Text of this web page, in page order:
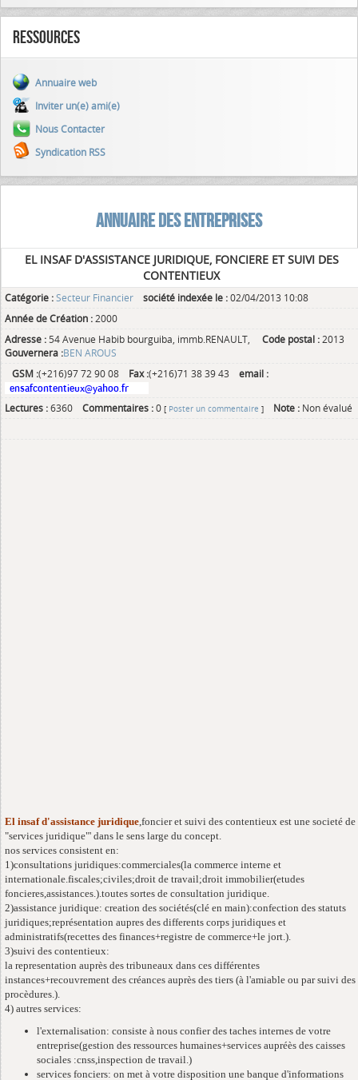
Ressources
Annuaire web
Inviter un(e) ami(e)
Nous Contacter
Syndication RSS
ANNUAIRE DES ENTREPRISES
EL INSAF D'ASSISTANCE JURIDIQUE, FONCIERE ET SUIVI DES
CONTENTIEUX
Catégorie :Secteur Financier société indexée le :02/04/2013 10:08
Année de Création : 2000
Adresse :54 Avenue Habib bourguiba, immb.RENAULT, Code postal : 2013
Gouvernera :BEN AROUS
GSM :(+216)97 72 90 08 Fax :(+216)71 38 39 43 email :
Lectures :6360 Commentaires :0 [ Poster un commentaire ] Note : Non évalué
El insaf d'assistance juridique,foncier et suivi des contentieux est une societé de
"services juridique"' dans le sens large du concept.
nos services consistent en:
1)consultations juridiques:commerciales(la commerce interne et
internationale.fiscales;civiles;droit de travail;droit immobilier(etudes
foncieres,assistances.).toutes sortes de consultation juridique.
2)assistance juridique: creation des sociétés(clé en main):confection des statuts
juridiques;représentation aupres des differents corps juridiques et
administratifs(recettes des finances+registre de commerce+le jort.).
3)suivi des contentieux:
la representation auprès des tribuneaux dans ces différentes
instances+recouvrement des créances auprès des tiers (à l'amiable ou par suivi des
procèdures.).
4) autres services:
l'externalisation: consiste à nous confier des taches internes de votre
entreprise(gestion des ressources humaines+services aupréès des caisses
sociales :cnss,inspection de travail.)
services fonciers: on met à votre disposition une banque d'informations